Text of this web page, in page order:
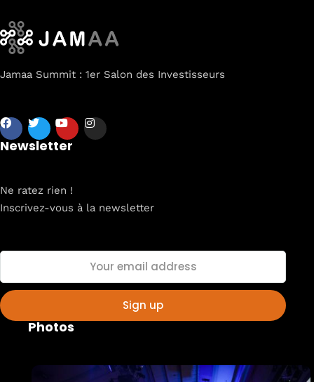
Jamaa Summit : 1er Salon des Investisseurs
Newsletter
Ne ratez rien !
Inscrivez-vous à la newsletter
Photos